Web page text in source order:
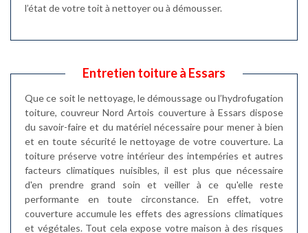
l’état de votre toit à nettoyer ou à démousser.
Entretien toiture à Essars
Que ce soit le nettoyage, le démoussage ou l’hydrofugation
toiture, couvreur Nord Artois couverture à Essars dispose
du savoir-faire et du matériel nécessaire pour mener à bien
et en toute sécurité le nettoyage de votre couverture. La
toiture préserve votre intérieur des intempéries et autres
facteurs climatiques nuisibles, il est plus que nécessaire
d'en prendre grand soin et veiller à ce qu'elle reste
performante en toute circonstance. En effet, votre
couverture accumule les effets des agressions climatiques
et végétales. Tout cela expose votre maison à des risques